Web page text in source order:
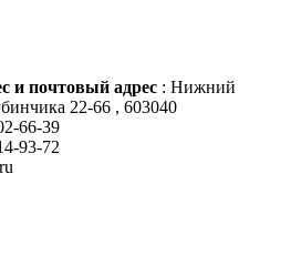
и почтовый адрес : Нижний
22-66 , 603040
66-39
93-72